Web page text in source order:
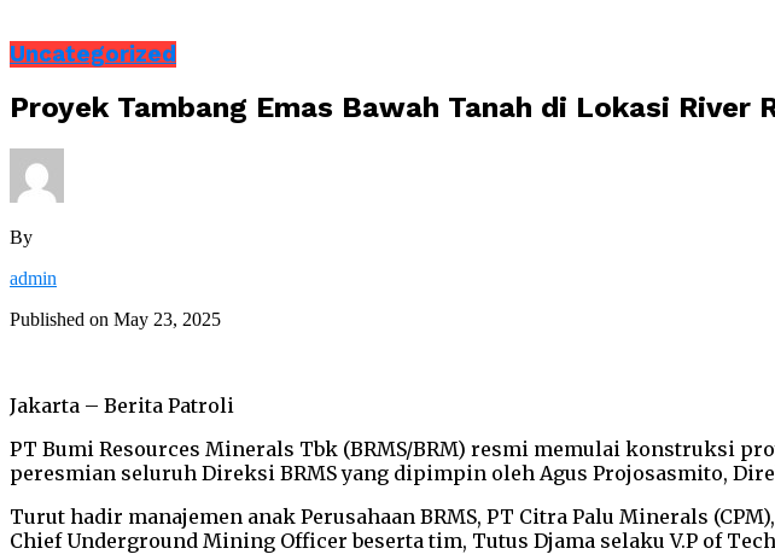
Uncategorized
Proyek Tambang Emas Bawah Tanah di Lokasi
By
admin
Published on May 23, 2025
Jakarta – Berita Patroli
PT Bumi Resources Minerals Tbk (BRMS/BRM) resmi memulai konstruksi
peresmian seluruh Direksi BRMS yang dipimpin oleh Agus Projosasmito,
Turut hadir manajemen anak Perusahaan BRMS, PT Citra Palu Minerals
Chief Underground Mining Officer beserta tim, Tutus Djama selaku V.P of